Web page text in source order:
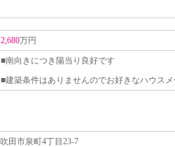
2,680万円
■南向きにつき陽当り良好です
■建築条件はありませんのでお好きなハウス
吹田市泉町4丁目23-7